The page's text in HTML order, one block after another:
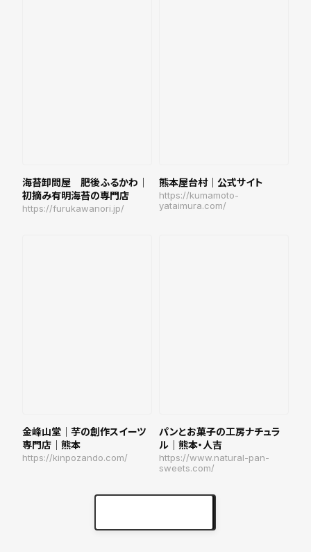
海苔卸問屋 肥後ふるかわ｜
初摘み有明海苔の専門店
https://furukawanori.jp/
熊本屋台村｜公式サイト
https://kumamoto-
yataimura.com/
金峰山堂｜芋の創作スイーツ
専門店｜熊本
https://kinpozando.com/
パンとお菓子の工房ナチュラ
ル｜熊本・人吉
https://www.natural-pan-
sweets.com/